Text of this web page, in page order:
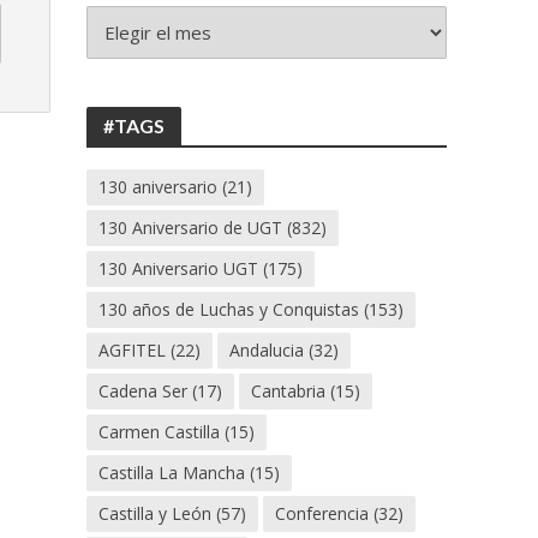
130
#TAGS
130 aniversario (21)
130 Aniversario de UGT (832)
130 Aniversario UGT (175)
130 años de Luchas y Conquistas (153)
AGFITEL (22) Andalucia (32)
Cadena Ser (17) Cantabria (15)
Carmen Castilla (15)
Castilla La Mancha (15)
Castilla y León (57) Conferencia (32)